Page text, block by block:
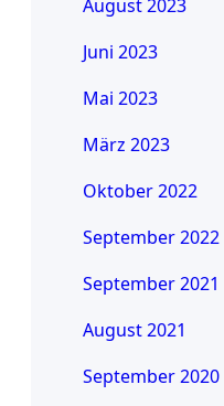
August 2023
Juni 2023
Mai 2023
März 2023
Oktober 2022
September 2022
September 2021
August 2021
September 2020